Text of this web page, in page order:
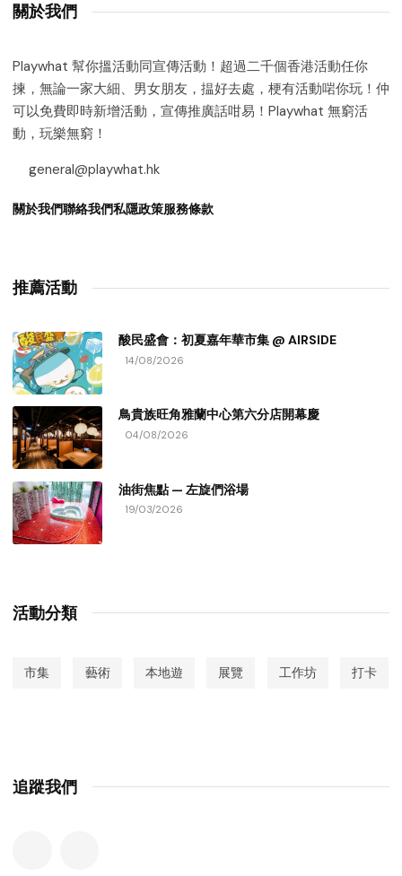
關於我們
Playwhat 幫你搵活動同宣傳活動！超過二千個香港活動任你
揀，無論一家大細、男女朋友，揾好去處，梗有活動啱你玩！仲
可以免費即時新增活動，宣傳推廣話咁易！Playwhat 無窮活
動，玩樂無窮！
general@playwhat.hk
關於我們聯絡我們私隱政策服務條款
推薦活動
酸民盛會：初夏嘉年華市集 @ AIRSIDE
14/08/2026
鳥貴族旺角雅蘭中心第六分店開幕慶
04/08/2026
油街焦點 — 左旋們浴場
19/03/2026
活動分類
市集 藝術 本地遊 展覽 工作坊 打卡
追蹤我們